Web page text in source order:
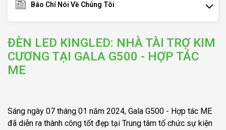
Báo Chí Nói Về Chúng Tôi
ĐÈN LED KINGLED: NHÀ TÀI TRỢ KIM
CƯƠNG TẠI GALA G500 - HỢP TÁC
ME
Sáng ngày 07 tháng 01 năm 2024, Gala G500 - Hợp tác ME
đã diễn ra thành công tốt đẹp tại Trung tâm tổ chức sự kiện